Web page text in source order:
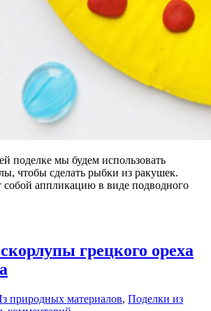
поделке мы будем использовать
чтобы сделать рыбки из ракушек.
собой аппликацию в виде подводного
грецкого ореха
природных материалов, Поделки из